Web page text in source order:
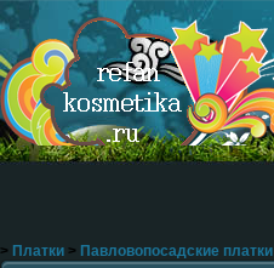
> Платки > Павловопосадские платки